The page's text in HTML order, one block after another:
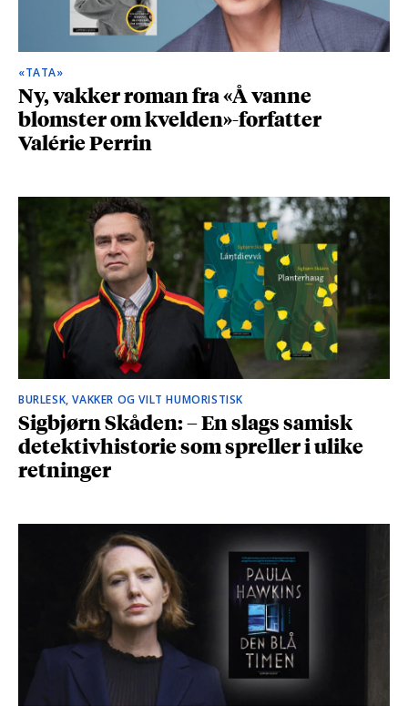
«TATA»
Ny, vakker roman fra «Å vanne
blomster om kvelden»-forfatter
Valérie Perrin
BURLESK, VAKKER OG VILT HUMORISTISK
Sigbjørn Skåden: – En slags samisk
detektivhistorie som spreller i ulike
retninger